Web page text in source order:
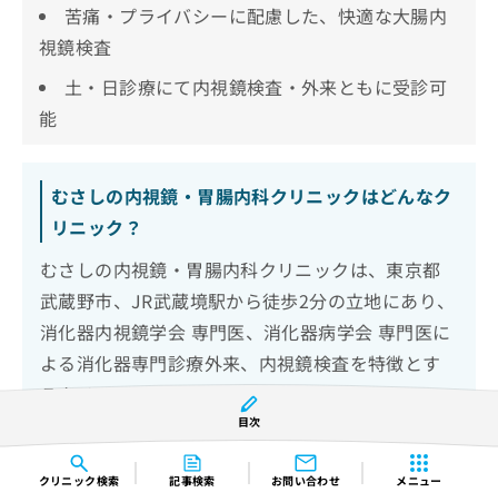
クリニック検索 記事検索 お問い合わせ メニュー
苦痛・プライバシーに配慮した、快適な大腸内
視鏡検査
土・日診療にて内視鏡検査・外来ともに受診可
能
むさしの内視鏡・胃腸内科クリニックはどんなク
リニック？
むさしの内視鏡・胃腸内科クリニックは、東京都
武蔵野市、JR武蔵境駅から徒歩2分の立地にあり、
消化器内視鏡学会 専門医、消化器病学会 専門医に
よる消化器専門診療外来、内視鏡検査を特徴とす
るクリニックです。
「早期発見・早期治療による健康寿命の延伸」を
目指し、消化器専門外来とともにプライバシーに
目次